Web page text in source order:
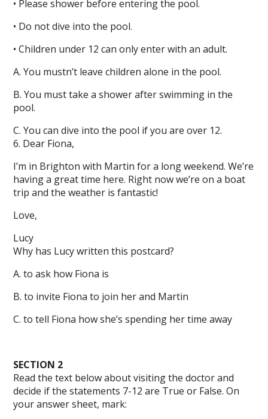
• Please shower before entering the pool.
• Do not dive into the pool.
• Children under 12 can only enter with an adult.
A. You mustn’t leave children alone in the pool.
B. You must take a shower after swimming in the
pool.
C. You can dive into the pool if you are over 12.
6. Dear Fiona,
I’m in Brighton with Martin for a long weekend. We’re
having a great time here. Right now we’re on a boat
trip and the weather is fantastic!
Love,
Lucy
Why has Lucy written this postcard?
A. to ask how Fiona is
B. to invite Fiona to join her and Martin
C. to tell Fiona how she’s spending her time away
SECTION 2
Read the text below about visiting the doctor and
decide if the statements 7-12 are True or False. On
your answer sheet, mark: